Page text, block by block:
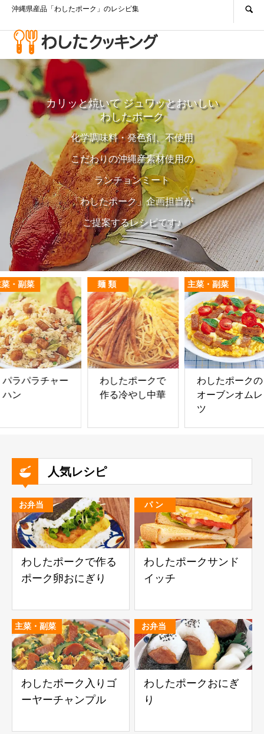
沖縄県産品「わしたポーク」のレシピ集
カリッと焼いて ジュワッとおいしい
わしたポーク
化学調味料・発色剤、不使用
こだわりの沖縄産素材使用の
ランチョンミート
「わしたポーク」企画担当が
ご提案するレシピです♪
・副菜
パラパラチャー
ハン
麺 類
わしたポークで
作る冷やし中華
主菜・副菜
わしたポークの
オーブンオムレ
ツ
人気レシピ
お弁当
わしたポークで作る
ポーク卵おにぎり
パ ン
わしたポークサンド
イッチ
主菜・副菜
わしたポーク入りゴ
ーヤーチャンプル
お弁当
わしたポークおにぎ
り